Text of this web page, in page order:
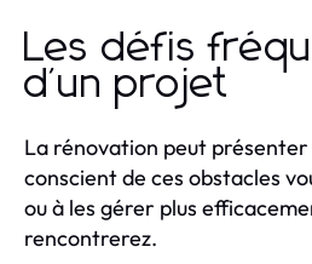
Les défis
d'un projet
La rénovation peut
conscient de ces obstacles
ou à les gérer plus
rencontrerez.